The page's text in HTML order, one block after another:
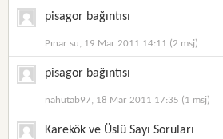
pisagor bağıntısı
Pınar su, 19 Mar 2011 14:11 (2 msj)
pisagor bağıntısı
nahutab97, 18 Mar 2011 17:35 (1 msj)
Karekök ve Üslü Sayı Soruları